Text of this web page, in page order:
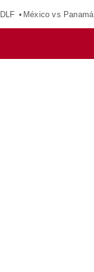
México vs Panamá